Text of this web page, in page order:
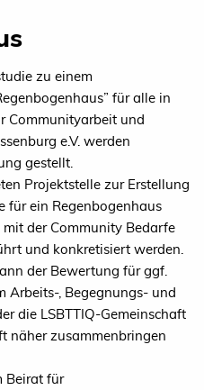
zu einem
für alle in
Communityarbeit und
e.V. werden
gestellt.
Projektstelle zur Erstellung
für ein Regenbogenhaus
der Community Bedarfe
und konkretisiert werden.
der Bewertung für ggf.
Arbeits-, Begegnungs- und
die LSBTTIQ-Gemeinschaft
näher zusammenbringen
Beirat für